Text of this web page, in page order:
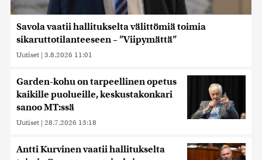
Savola vaatii hallitukselta välittömiä toimia
sikaruttotilanteeseen – ”Viipymättä”
Uutiset | 3.8.2026 11:01
Garden-kohu on tarpeellinen opetus
kaikille puolueille, keskustakonkari
sanoo MT:ssä
Uutiset | 28.7.2026 13:18
Antti Kurvinen vaatii hallitukselta